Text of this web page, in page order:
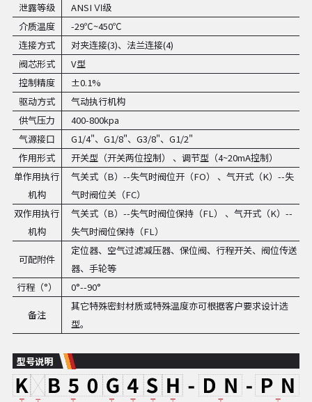
泄露等级
ANSI Ⅵ级
介质温度
-29℃~450℃
连接方式
对夹连接(3)、法兰连接(4)
阀芯形式
V型
控制精度
±0.1%
驱动方式
气动执行机构
供气压力
400-800kpa
气源接口
G1/4"、G1/8"、G3/8"、G1/2"
作用形式
开关型（开关两位控制） 、调节型（4~20mA控制）
单作用执行
机构
气关式（B）--失气时阀位开（FO） 、气开式（K）--失
气时阀位关（FC）
双作用执行
机构
气关式（B）--失气时阀位保持（FL） 、气开式（K）--
失气时阀位保持（FL）
可配附件
定位器、空气过滤减压器、保位阀、行程开关、阀位传送
器、手轮等
行程（°）
0°--90°
备注
其它特殊密封材质或特殊温度亦可根据客户要求设计选
型。
型号说明